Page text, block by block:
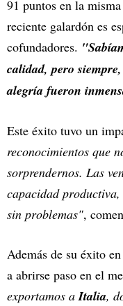
91 puntos en la
reciente galardón es
cofundadores.
calidad, pero
alegría fueron
Este éxito tuvo un
reconocimientos que
sorprendernos. Las
capacidad
sin problemas",
Además de su éxito
a abrirse paso en el
exportamos aItalia,